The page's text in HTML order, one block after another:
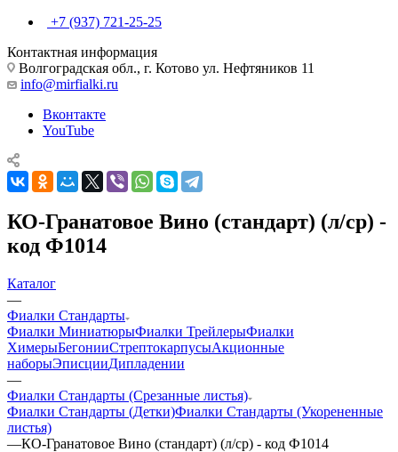
+7 (937) 721-25-25
Контактная информация
Волгоградская обл., г. Котово ул. Нефтяников 11
info@mirfialki.ru
Вконтакте
YouTube
КО-Гранатовое Вино (стандарт) (л/ср) -
код Ф1014
Каталог
—
Фиалки Стандарты
Фиалки МиниатюрыФиалки ТрейлерыФиалки
ХимерыБегонииСтрептокарпусыАкционные
наборыЭписцииДипладении
—
Фиалки Стандарты (Срезанные листья)
Фиалки Стандарты (Детки)Фиалки Стандарты (Укорененные
листья)
—КО-Гранатовое Вино (стандарт) (л/ср) - код Ф1014